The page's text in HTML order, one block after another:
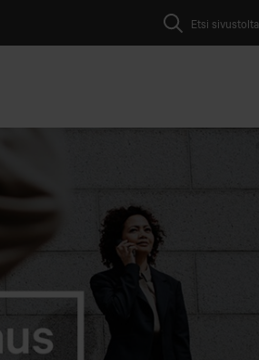
Etsi sivustolta